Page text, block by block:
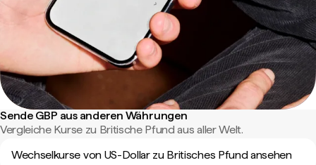
Sende GBP aus anderen Währungen
Vergleiche Kurse zu Britische Pfund aus aller Welt.
Wechselkurse von US-Dollar zu Britisches Pfund ansehen